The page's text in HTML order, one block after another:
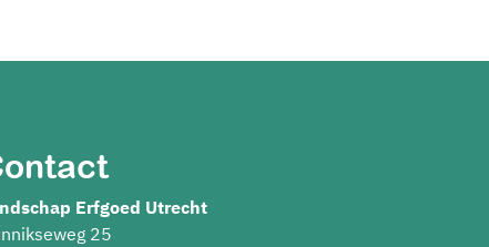
Erfgoed Utrecht
25